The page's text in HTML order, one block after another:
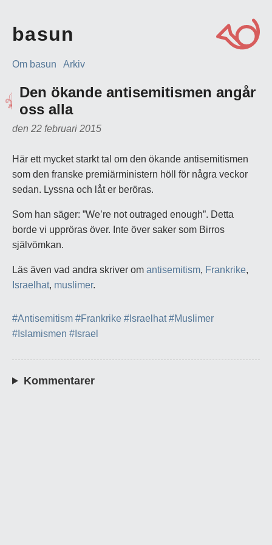
basun
Om basun Arkiv
Den ökande antisemitismen angår
oss alla
den 22 februari 2015
Här ett mycket starkt tal om den ökande antisemitismen
som den franske premiärministern höll för några veckor
sedan. Lyssna och låt er beröras.
Som han säger: ”We’re not outraged enough”. Detta
borde vi uppröras över. Inte över saker som Birros
självömkan.
Läs även vad andra skriver om antisemitism, Frankrike,
Israelhat, muslimer.
#Antisemitism #Frankrike #Israelhat #Muslimer
#Islamismen #Israel
Kommentarer